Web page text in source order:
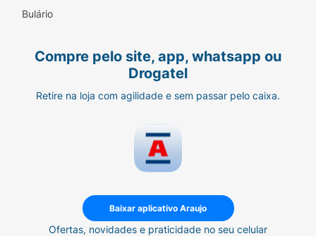
Bulário
Compre pelo site, app, whatsapp ou
Drogatel
Retire na loja com agilidade e sem passar pelo caixa.
Baixar aplicativo Araujo
Ofertas, novidades e praticidade no seu celular